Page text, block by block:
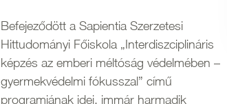
Befejeződött a Sapientia Szerzetesi
Hittudományi Főiskola „Interdiszciplináris
képzés az emberi méltóság védelmében –
gyermekvédelmi fókusszal” című
programjának idei, immár harmadik